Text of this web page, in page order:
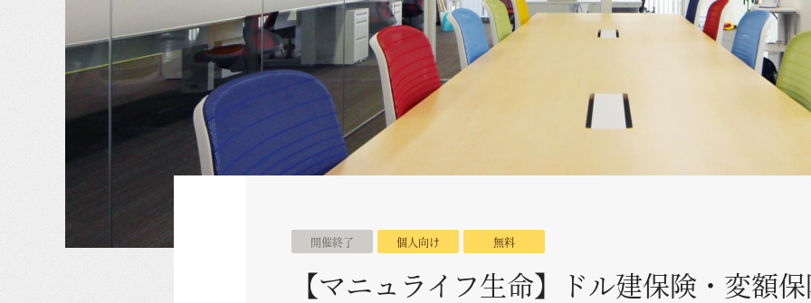
開催終了 個人向け 無料
【マニュライフ生命】ドル建保険・変額